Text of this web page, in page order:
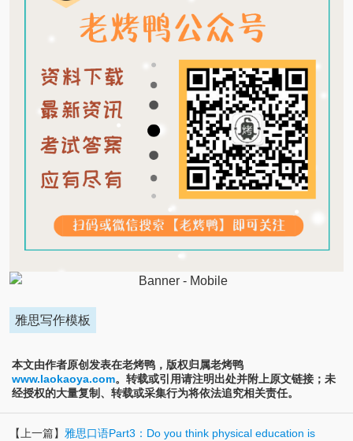
雅思写作模板
本文由作者原创发表在老烤鸭，版权归属老烤鸭
www.laokaoya.com。转载或引用请注明出处并附上原文链接；未
经授权的大量复制、转载或采集行为将依法追究相关责任。
【上一篇】 雅思口语Part3：Do you think physical education is